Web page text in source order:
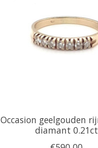
Occasion geelgouden
diamant 0.21ct